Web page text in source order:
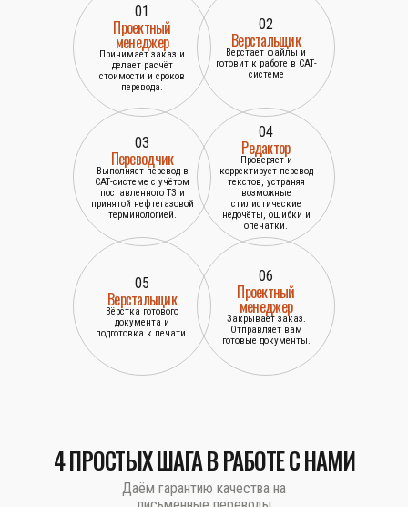
01
Проектный
менеджер
Принимает заказ и
делает расчёт
стоимости и сроков
перевода.
02
Верстальщик
Верстает файлы и
готовит к работе в САТ-
системе
03
Переводчик
Выполняет перевод в
САТ-системе с учётом
поставленного ТЗ и
принятой нефтегазовой
терминологией.
04
Редактор
Проверяет и
корректирует перевод
текстов, устраняя
возможные
стилистические
недочёты, ошибки и
опечатки.
05
Верстальщик
Вёрстка готового
документа и
подготовка к печати.
06
Проектный
менеджер
Закрывает заказ.
Отправляет вам
готовые документы.
4 ПРОСТЫХ ШАГА В РАБОТЕ С НАМИ
Даём гарантию качества на